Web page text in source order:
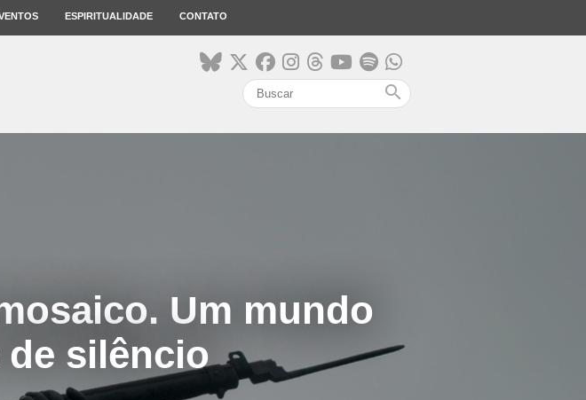
ESPIRITUALIDADE CONTATO
search
Um mundo
de silêncio